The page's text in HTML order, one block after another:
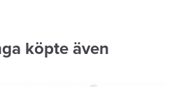
köpte även